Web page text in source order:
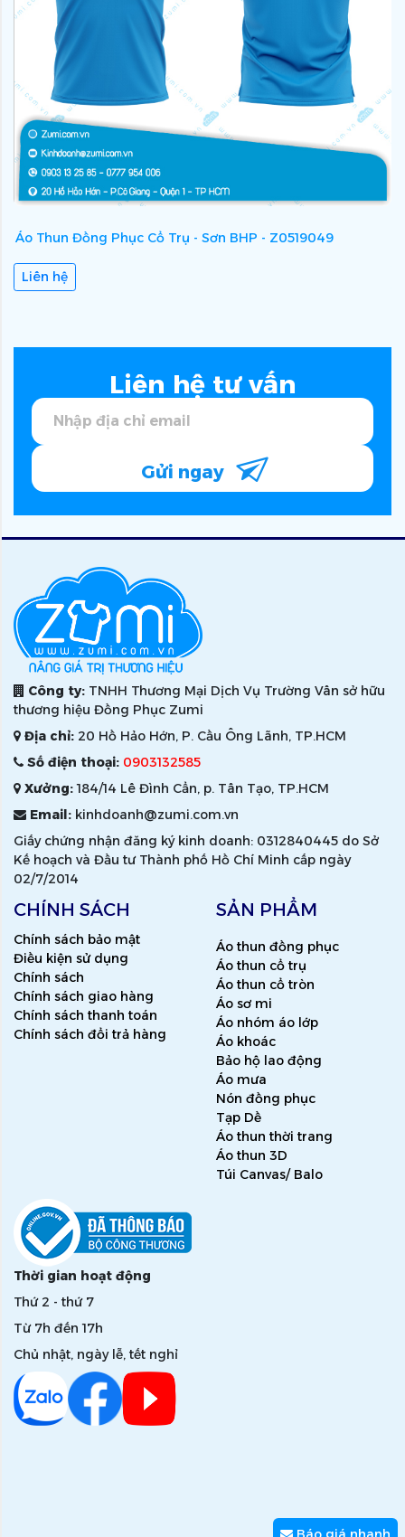
Áo Thun Đồng Phục Cổ Trụ - Sơn BHP - Z0519049
Liên hệ
Liên hệ tư vấn
Gửi ngay
Công ty: TNHH Thương Mại Dịch Vụ Trường Vân sở hữu
thương hiệu Đồng Phục Zumi
Địa chỉ: 20 Hồ Hảo Hớn, P. Cầu Ông Lãnh, TP.HCM
Số điện thoại: 0903132585
Xưởng:184/14 Lê Đình Cẩn, p. Tân Tạo, TP.HCM
Email: kinhdoanh@zumi.com.vn
Giấy chứng nhận đăng ký kinh doanh: 0312840445 do Sở
Kế hoạch và Đầu tư Thành phố Hồ Chí Minh cấp ngày
02/7/2014
CHÍNH SÁCH
Chính sách bảo mật
Điều kiện sử dụng
Chính sách
Chính sách giao hàng
Chính sách thanh toán
Chính sách đổi trả hàng
SẢN PHẨM
Áo thun đồng phục
Áo thun cổ trụ
Áo thun cổ tròn
Áo sơ mi
Áo nhóm áo lớp
Áo khoác
Bảo hộ lao động
Áo mưa
Nón đồng phục
Tạp Dề
Áo thun thời trang
Áo thun 3D
Túi Canvas/ Balo
Thời gian hoạt động
Thứ 2 - thứ 7
Từ 7h đến 17h
Chủ nhật, ngày lễ, tết nghỉ